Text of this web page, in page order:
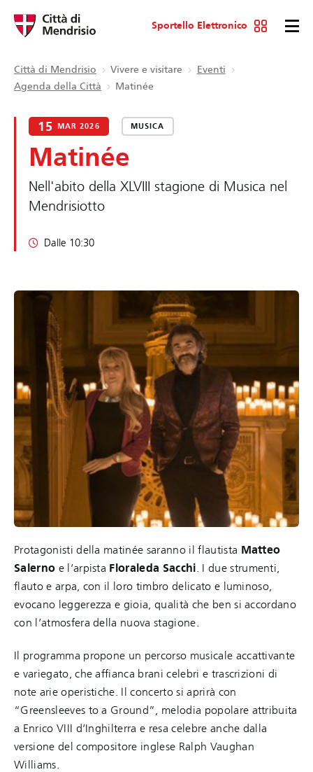
Sportello Elettronico
Città di Mendrisio Vivere e visitare
Eventi
Agenda della Città
Matinée
15 MAR 2026 MUSICA
Matinée
Nell'abito della XLVIII stagione di Musica nel
Mendrisiotto
Dalle 10:30
Protagonisti della matinée saranno il flautista Matteo
Salerno e l’arpista Floraleda Sacchi. I due strumenti,
flauto e arpa, con il loro timbro delicato e luminoso,
evocano leggerezza e gioia, qualità che ben si accordano
con l’atmosfera della nuova stagione.
Il programma propone un percorso musicale accattivante
e variegato, che affianca brani celebri e trascrizioni di
note arie operistiche. Il concerto si aprirà con
“Greensleeves to a Ground”, melodia popolare attribuita
a Enrico VIII d’Inghilterra e resa celebre anche dalla
versione del compositore inglese Ralph Vaughan
Williams.